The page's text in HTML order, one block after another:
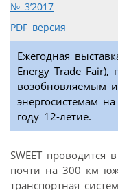
№ 3’2017
PDF версия
Ежегодная
Energy Trade
возобновляемым
энергосистемам
году 12-летие.
SWEET проводится
почти на 300 км
транспортная